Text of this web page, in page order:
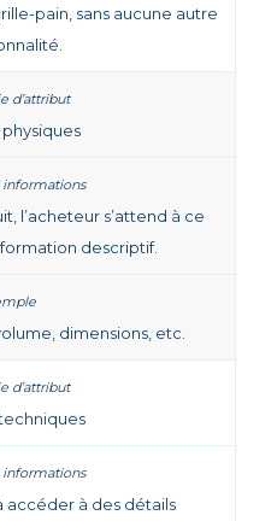
pain, sans aucune autre
l’acheteur s’attend à ce
descriptif.
dimensions, etc.
accéder à des détails